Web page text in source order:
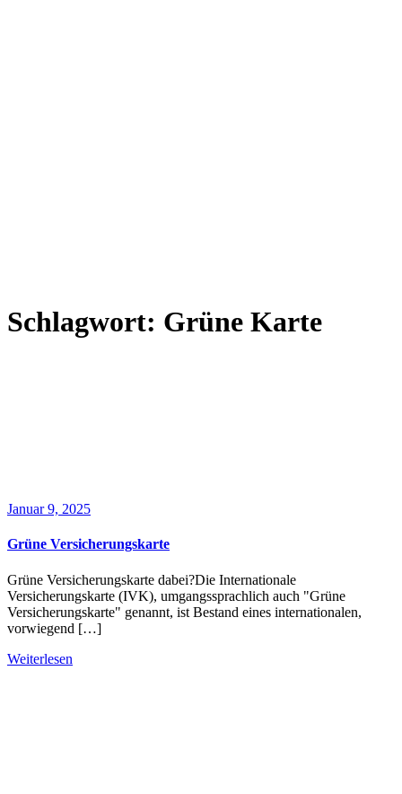
Schlagwort: Grüne Karte
Januar 9, 2025
Grüne Versicherungskarte
Grüne Versicherungskarte dabei?Die Internationale
Versicherungskarte (IVK), umgangssprachlich auch "Grüne
Versicherungskarte" genannt, ist Bestand eines internationalen,
vorwiegend […]
Weiterlesen